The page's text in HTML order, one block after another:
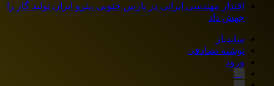
اقتدار مهندسی ایرانی در پارس جنوبی ،پترو ایران تولید گاز را
جهش داد
سایدبار
نوشته تصادفی
ورود